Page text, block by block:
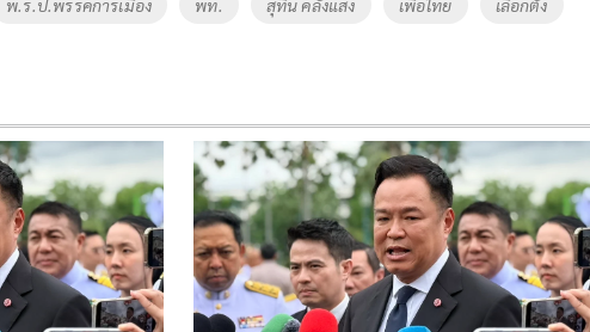
พ.ร.ป.พรรคการเมือง พท. สุทิน คลังแสง เพื่อไทย เลือกตั้ง